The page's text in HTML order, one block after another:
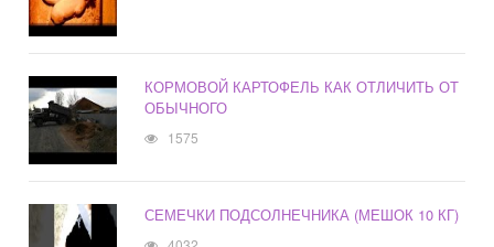
КОРМОВОЙ КАРТОФЕЛЬ КАК ОТЛИЧИТЬ ОТ
ОБЫЧНОГО
1575
СЕМЕЧКИ ПОДСОЛНЕЧНИКА (МЕШОК 10 КГ)